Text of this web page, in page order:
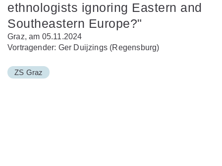
ethnologists ignoring Eastern and
Southeastern Europe?"
Graz, am 05.11.2024
Vortragender: Ger Duijzings (Regensburg)
ZS Graz